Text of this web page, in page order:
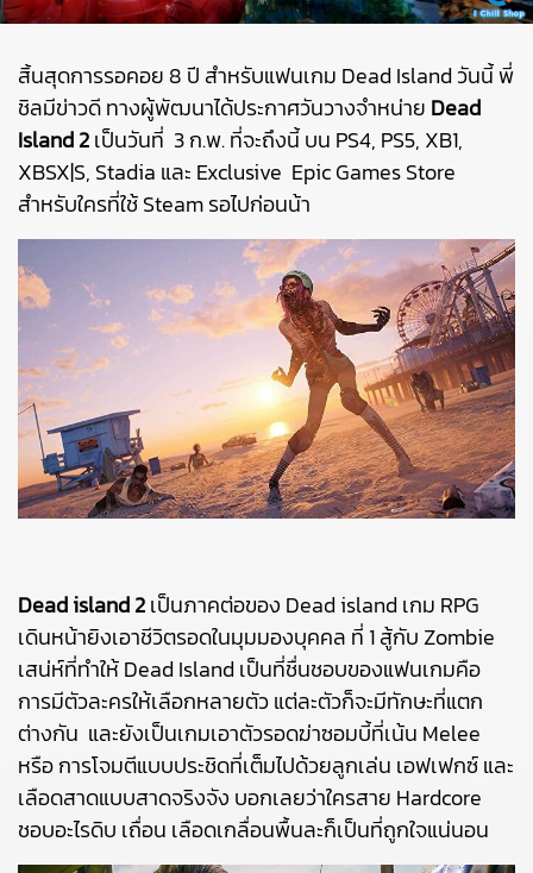
สิ้นสุดการรอคอย 8 ปี สำหรับแฟนเกม Dead Island วันนี้ พี่
ชิลมีข่าวดี ทางผู้พัฒนาได้ประกาศวันวางจำหน่าย Dead
Island 2เป็นวันที่ 3 ก.พ. ที่จะถึงนี้ บน PS4, PS5, XB1,
XBSX|S, Stadia และ Exclusive Epic Games Store
สำหรับใครที่ใช้ Steam รอไปก่อนน้า
Dead island 2เป็นภาคต่อของ Dead island เกม RPG
เดินหน้ายิงเอาชีวิตรอดในมุมมองบุคคล ที่ 1 สู้กับ Zombie
เสน่ห์ที่ทำให้ Dead Island เป็นที่ชื่นชอบของแฟนเกมคือ
การมีตัวละครให้เลือกหลายตัว แต่ละตัวก็จะมีทักษะที่แตก
ต่างกัน และยังเป็นเกมเอาตัวรอดฆ่าซอมบี้ที่เน้น Melee
หรือ การโจมตีแบบประชิดที่เต็มไปด้วยลูกเล่น เอฟเฟกซ์ และ
เลือดสาดแบบสาดจริงจัง บอกเลยว่าใครสาย Hardcore
ชอบอะไรดิบ เถื่อน เลือดเกลื่อนพื้นละก็เป็นที่ถูกใจแน่นอน